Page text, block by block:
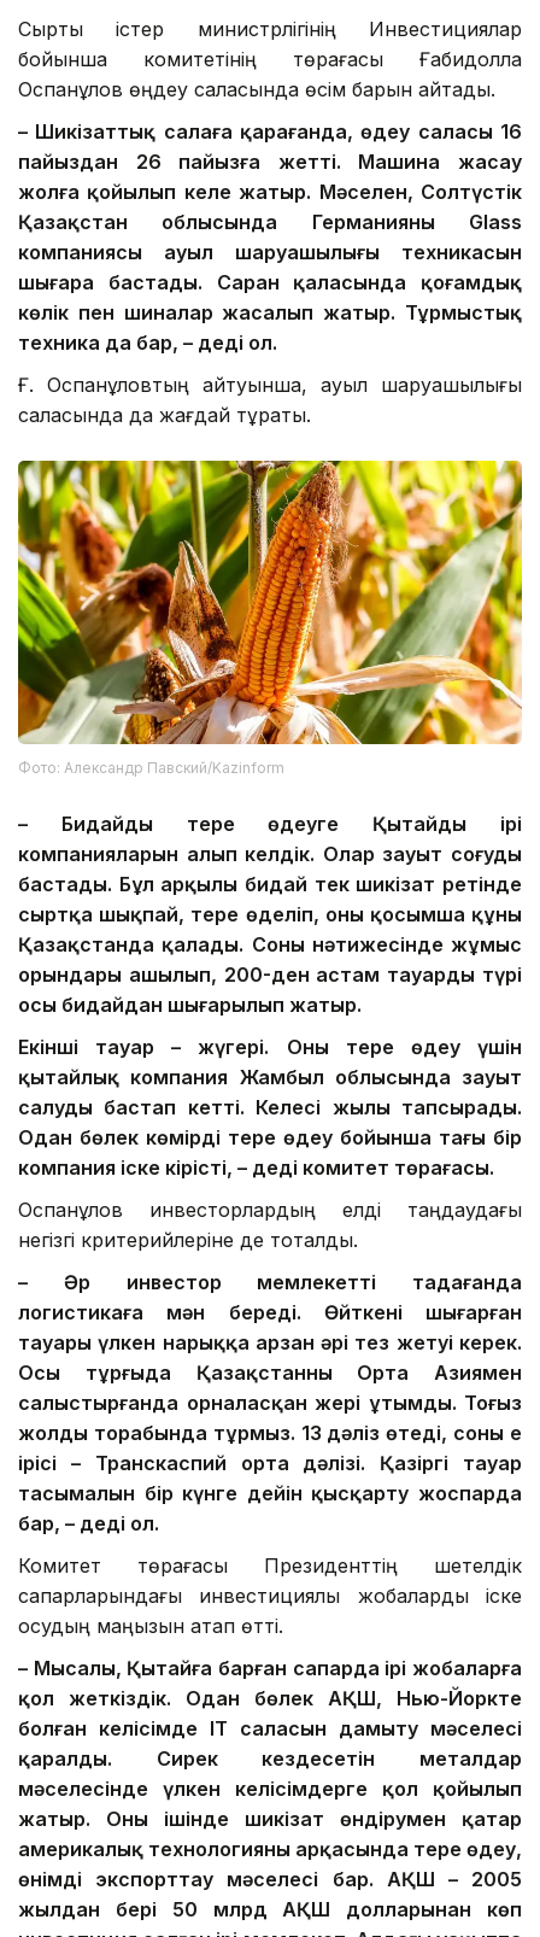
Сыртқы істер министрлігінің Инвестициялар
бойынша комитетінің төрағасы Ғабидолла
Оспанқұлов өңдеу саласында өсім барын айтады.
– Шикізаттық салаға қарағанда, өңдеу саласы 16
пайыздан 26 пайызға жетті. Машина жасау
жолға қойылып келе жатыр. Мәселен, Солтүстік
Қазақстан облысында Германияның Glass
компаниясы ауыл шаруашылығы техникасын
шығара бастады. Саран қаласында қоғамдық
көлік пен шиналар жасалып жатыр. Тұрмыстық
техника да бар, – деді ол.
Ғ. Оспанқұловтың айтуынша, ауыл шаруашылығы
саласында да жағдай тұрақты.
Фото: Александр Павский/Kazinform
– Бидайды терең өңдеуге Қытайдың ірі
компанияларын алып келдік. Олар зауыт соғуды
бастады. Бұл арқылы бидай тек шикізат ретінде
сыртқа шықпай, терең өңделіп, оның қосымша құны
Қазақстанда қалады. Соның нәтижесінде жұмыс
орындары ашылып, 200-ден астам тауардың түрі
осы бидайдан шығарылып жатыр.
Екінші тауар – жүгері. Оны терең өңдеу үшін
қытайлық компания Жамбыл облысында зауыт
салуды бастап кетті. Келесі жылы тапсырады.
Одан бөлек көмірді терең өңдеу бойынша тағы бір
компания іске кірісті, – деді комитет төрағасы.
Оспанқұлов инвесторлардың елді таңдаудағы
негізгі критерийлеріне де тоқталды.
– Әр инвестор мемлекетті таңдағанда
логистикаға мән береді. Өйткені шығарған
тауары үлкен нарыққа арзан әрі тез жетуі керек.
Осы тұрғыда Қазақстанның Орта Азиямен
салыстырғанда орналасқан жері ұтымды. Тоғыз
жолдың торабында тұрмыз. 13 дәліз өтеді, соның ең
ірісі – Транскаспий орта дәлізі. Қазіргі тауар
тасымалын бір күнге дейін қысқарту жоспарда
бар, – деді ол.
Комитет төрағасы Президенттің шетелдік
сапарларындағы инвестициялық жобаларды іске
қосудың маңызын атап өтті.
– Мысалы, Қытайға барған сапарда ірі жобаларға
қол жеткіздік. Одан бөлек АҚШ, Нью-Йоркте
болған келісімде ІТ саласын дамыту мәселесі
қаралды. Сирек кездесетін металдар
мәселесінде үлкен келісімдерге қол қойылып
жатыр. Оның ішінде шикізат өндірумен қатар
америкалық технологияның арқасында терең өңдеу,
өнімді экспорттау мәселесі бар. АҚШ – 2005
жылдан бері 50 млрд АҚШ долларынан көп